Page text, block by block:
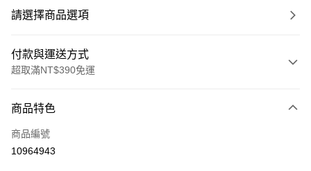
請選擇商品選項
付款與運送方式
超取滿NT$390免運
POYA支付
信用卡一次付款
商品特色
商品編號
10964943